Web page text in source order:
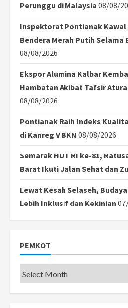
Perunggu di Malaysia 08/08/
Inspektorat Pontianak Kawal
Bendera Merah Putih Selama
08/08/2026
Ekspor Alumina Kalbar
Hambatan Akibat Tafsir
08/08/2026
Pontianak Raih Indeks
di Kanreg V BKN 08/08/2026
Semarak HUT RI ke-81,
Barat Ikuti Jalan Sehat dan
Lewat Kesah Selaseh,
Lebih Inklusif dan Kekinian
PEMKOT
Pemkot